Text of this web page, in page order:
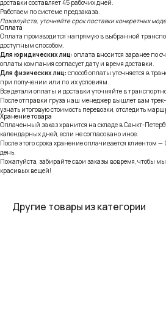
доставки составляет 45 рабочих дней.
Работаем по системе предзаказа.
Пожалуйста, уточняйте срок поставки конкретных
Оплата
Оплата производится напрямую в выбранной
доступным способом.
Для юридических лиц: оплата вносится заранее по
оплаты компания согласует дату и время доставки.
Для физических лиц: способ оплаты уточняется в
при получении или по их условиям.
Все детали оплаты и доставки уточняйте в
После отправки груза наш менеджер вышлет вам
узнать итоговую стоимость перевозки, отследить
Хранение товара
Оплаченный заказ хранится на складе в Санкт-
календарных дней, если не согласовано иное.
После этого срока хранение оплачивается клиентом
день.
Пожалуйста, забирайте свои заказы вовремя, чтобы
красивых вещей!
Другие товары из категории